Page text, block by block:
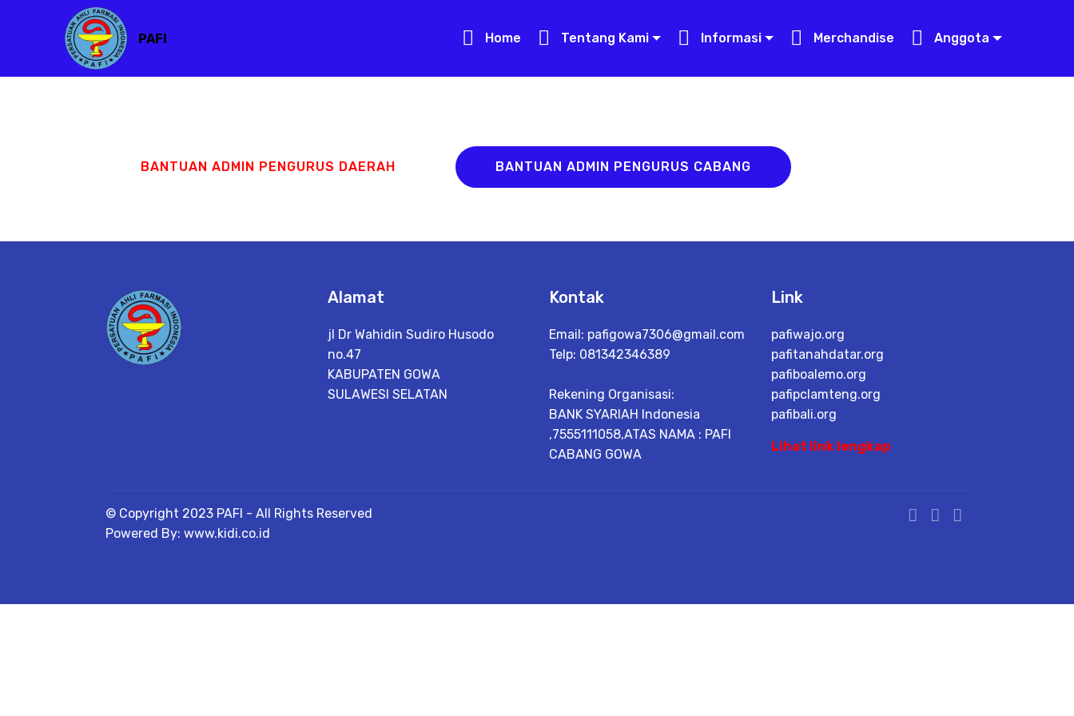
PAFI Home Tentang Kami Informasi Merchandise Anggota
BANTUAN ADMIN PENGURUS DAERAH BANTUAN ADMIN PENGURUS CABANG
Alamat
jl Dr Wahidin Sudiro Husodo
no.47
KABUPATEN GOWA
SULAWESI SELATAN
Kontak
Email: pafigowa7306@gmail.com
Telp: 081342346389
Rekening Organisasi:
BANK SYARIAH Indonesia
,7555111058,ATAS NAMA : PAFI
CABANG GOWA
Link
pafiwajo.org
pafitanahdatar.org
pafiboalemo.org
pafipclamteng.org
pafibali.org
Lihat link lengkap
© Copyright 2023 PAFI - All Rights Reserved
Powered By: www.kidi.co.id